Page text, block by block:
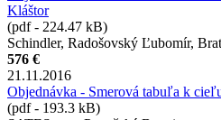
Kláštor
(pdf - 224.47 kB)
Schindler, Radošovský Ľubomír,
576 €
21.11.2016
Objednávka - Smerová tabuľa k
(pdf - 193.3 kB)